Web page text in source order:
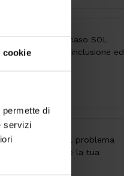
cookie
di
servizi
digitale: il caso SOL
tra innovazione, inclusione ed
governance: il problema
che indebolisce la tua